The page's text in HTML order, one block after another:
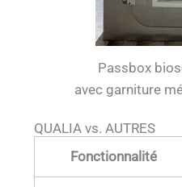
Passbox
avec garniture
QUALIA vs. AUTRES
Fonctionnalité